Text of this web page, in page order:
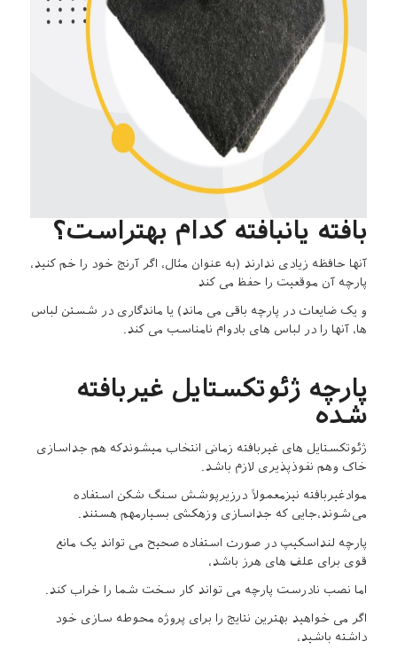
بافته یانبافته کدام بهتراست؟
آنها حافظه زیادی ندارند (به عنوان مثال، اگر آرنج خود را خم کنید،
پارچه آن موقعیت را حفظ می کند
و یک ضایعات در پارچه باقی می ماند) یا ماندگاری در شستن لباس
ها، آنها را در لباس های بادوام نامناسب می کند.
پارچه ژئوتکستایل غیربافته
شده
ژئوتکستایل های غیربافته زمانی انتخاب میشوندکه هم جداسازی
خاک وهم نفوذپذیری لازم باشد.
موادغیربافته نیزمعمولاً درزیرپوشش سنگ شکن استفاده
می‌شوند،جایی که جداسازی وزهکشی بسیارمهم هستند.
پارچه لنداسکیپ در صورت استفاده صحیح می تواند یک مانع
قوی برای علف های هرز باشد،
اما نصب نادرست پارچه می تواند کار سخت شما را خراب کند.
اگر می خواهید بهترین نتایج را برای پروژه محوطه سازی خود
داشته باشید،